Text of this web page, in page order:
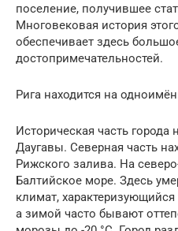
поселение, получившее
Многовековая история
обеспечивает здесь
достопримечательностей.
Рига находится на
Историческая часть
Даугавы. Северная часть
Рижского залива. На
Балтийское море. Здесь
климат,
а зимой часто бывают